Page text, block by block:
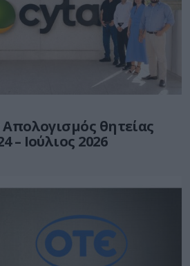
θητείας
– Ιούλιος 2026